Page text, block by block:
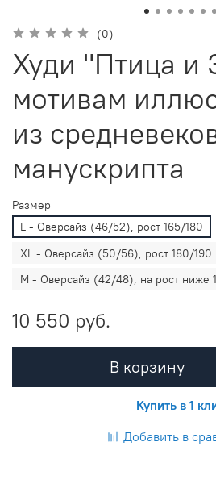
(0)
Худи "Птица и
мотивам
из
манускрипта
Размер
L - Оверсайз (46/52), рост 165/180
XL - Оверсайз (50/56), рост 180/190
M - Оверсайз (42/48), на рост ниже
10 550 руб.
В корзину
Купить в 1
Добавить в